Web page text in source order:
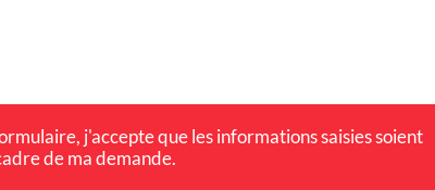
j'accepte que les informations saisies soient
de ma demande.